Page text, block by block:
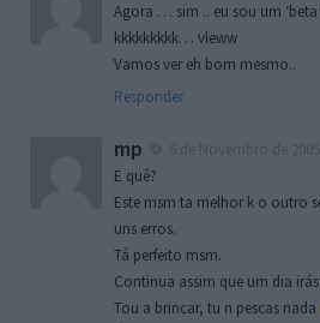
Agora … sim .. eu sou um ‘beta
kkkkkkkkk… vleww
Vamos ver eh bom mesmo..
Responder
mp
E quê?
Este msm ta melhor k o outro
uns erros.
Tá perfeito msm.
Continua assim que um dia
Tou a brincar, tu n pescas nada